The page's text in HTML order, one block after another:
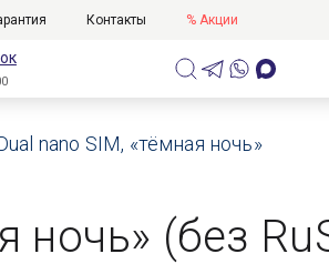
Контакты % Акции
nano SIM, «тёмная ночь»
ночь» (без